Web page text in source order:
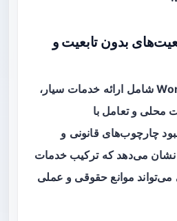
بدون تابعیت و
فعالیت‌های دکتر Worawit شامل ارائه خدمات سیار،
محلی و تعامل با
چارچوب‌های قانونی و
نشان می‌دهد کهترکیب خدمات
می‌تواند موانع حقوقی و عملی